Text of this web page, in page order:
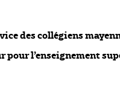
des collégiens
pour l’enseignement